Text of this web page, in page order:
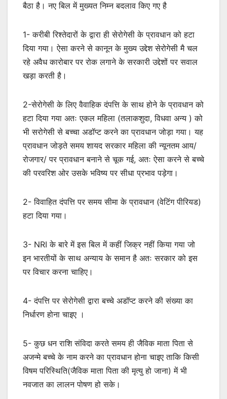
बैठा है। नए बिल में मुख्यत निम्न बदलाव किए गए है
1- करीबी रिश्तेदारों के द्वारा ही सेरोगेसी के प्रावधान को हटा
दिया गया। ऐसा करने से कानून के मुख्य उद्देश सेरोगेसी मै चल
रहे अवैध कारोबार पर रोक लगाने के सरकारी उद्देशों पर सवाल
खड़ा करती है।
2-सेरोगेसी के लिए वैवाहिक दंपत्ति के साथ होने के प्रावधान को
हटा दिया गया अतः एकल महिला (तलाकशुदा, विधवा अन्य ) को
भी सरोगेसी से बच्चा अडॉप्ट करने का प्रावधान जोड़ा गया। यह
प्रावधान जोड़ते समय शायद सरकार महिला की न्यूनतम आय/
रोजगार/ पर प्रावधान बनाने से चूक गई, अतः ऐसा करने से बच्चे
की परवरिश ओर उसके भविष्य पर सीधा प्रभाव पड़ेगा।
2- विवाहित दंपत्ति पर समय सीमा के प्रावधान (वेटिंग पीरियड)
हटा दिया गया।
3- NRI के बारे में इस बिल में कहीं जिक्र नहीं किया गया जो
इन भारतीयों के साथ अन्याय के समान है अतः सरकार को इस
पर विचार करना चाहिए।
4- दंपत्ति पर सेरोगेसी द्वारा बच्चे अडॉप्ट करने की संख्या का
निर्धारण होना चाइए ।
5- कुछ धन राशि संविदा करते समय ही जैविक माता पिता से
अजन्मे बच्चे के नाम करने का प्रावधान होना चाइए ताकि किसी
विषम परिस्थिति(जैविक माता पिता की मृत्यु हो जाना) में भी
नवजात का लालन पोषण हो सके।